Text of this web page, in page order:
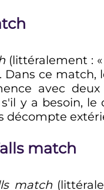
(littéralement : «
Dans ce match,
avec
y a besoin,
décompte
match
match